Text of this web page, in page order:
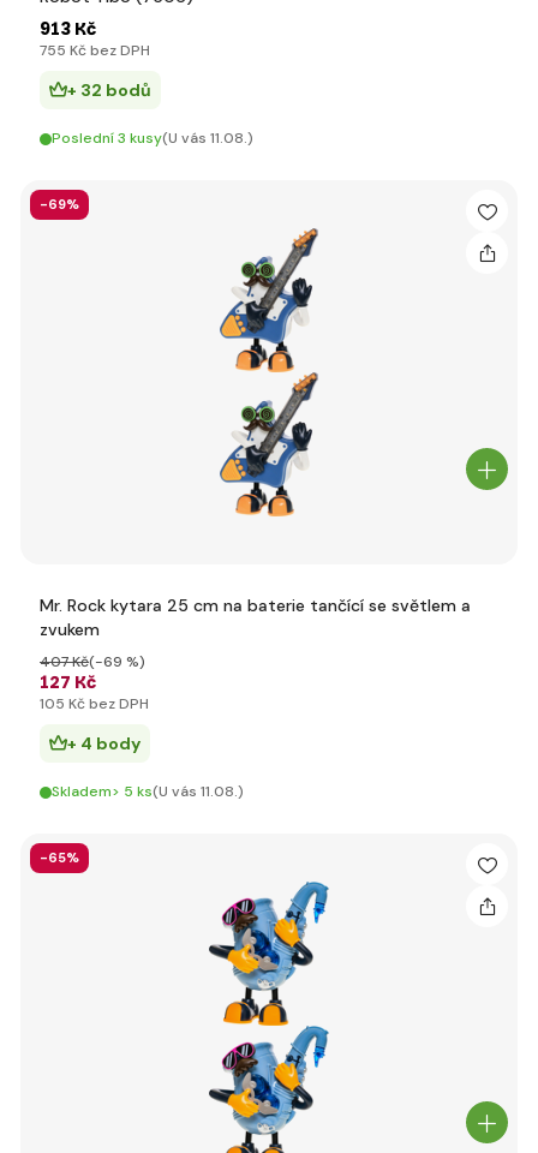
913 Kč
755 Kč bez DPH
+ 32 bodů
Poslední 3 kusy(U vás 11.08.)
-69%
Mr. Rock kytara 25 cm na baterie tančící se světlem a
zvukem
127 Kč
407 Kč(-69 %)
105 Kč bez DPH
+ 4 body
Skladem> 5 ks(U vás 11.08.)
-65%